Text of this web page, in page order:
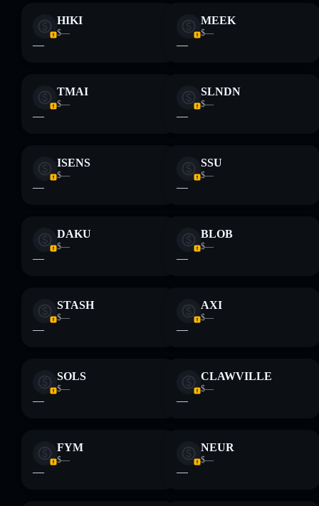
HIKI
$—
—
MEEK
$—
—
TMAI
$—
—
SLNDN
$—
—
ISENS
$—
—
SSU
$—
—
DAKU
$—
—
BLOB
$—
—
STASH
$—
—
AXI
$—
—
SOLS
$—
—
CLAWVILLE
$—
—
FYM
$—
—
NEUR
$—
—